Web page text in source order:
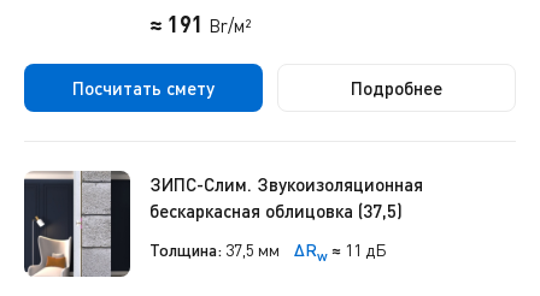
≈ 191 Br/м²
Посчитать смету Подробнее
ЗИПС-Слим. Звукоизоляционная
бескаркасная облицовка (37,5)
Толщина: 37,5 мм ΔRw ≈ 11 дБ